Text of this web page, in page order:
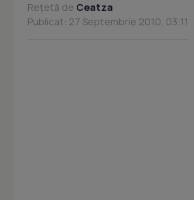
Rețetă de Ceatza
Publicat: 27 Septembrie 2010, 03:11